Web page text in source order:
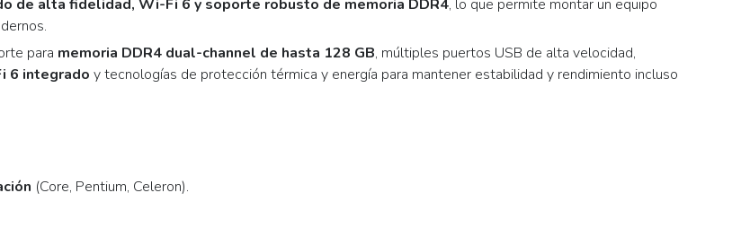
de alta fidelidad, Wi-Fi 6 y soporte robusto de memoria DDR4, lo que permite montar un equipo
para memoria DDR4 dual-channel de hasta 128 GB, múltiples puertos USB de alta velocidad,
6 integrado y tecnologías de protección térmica y energía para mantener estabilidad y rendimiento incluso
(Core, Pentium, Celeron).